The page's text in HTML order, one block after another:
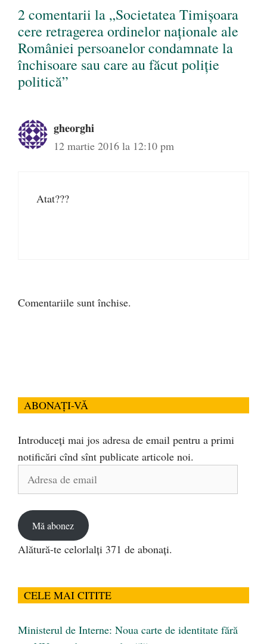
2 comentarii la „Societatea Timişoara
cere retragerea ordinelor naţionale ale
României persoanelor condamnate la
închisoare sau care au făcut poliţie
politică”
gheorghi
12 martie 2016 la 12:10 pm
Atat???
Comentariile sunt închise.
ABONAȚI-VĂ
Introduceți mai jos adresa de email pentru a primi
notificări cînd sînt publicate articole noi.
Adresa
Mă abonez
Alătură-te celorlalți 371 de abonați.
CELE MAI CITITE
Ministerul de Interne: Noua carte de identitate fără